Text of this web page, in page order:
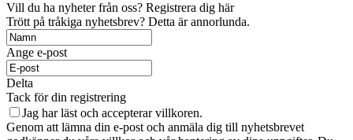
Vill du ha nyheter från oss? Registrera dig här
Trött på tråkiga nyhetsbrev? Detta är annorlunda.
Ange e-post
Delta
Tack för din registrering
Jag har läst och accepterar villkoren.
Genom att lämna din e-post och anmäla dig till nyhetsbrevet